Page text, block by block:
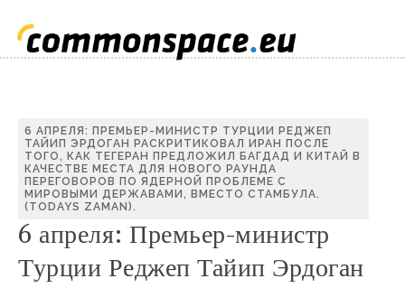
6 АПРЕЛЯ: ПРЕМЬЕР-МИНИСТР ТУРЦИИ РЕДЖЕП
ТАЙИП ЭРДОГАН РАСКРИТИКОВАЛ ИРАН ПОСЛЕ
ТОГО, КАК ТЕГЕРАН ПРЕДЛОЖИЛ БАГДАД И КИТАЙ В
КАЧЕСТВЕ МЕСТА ДЛЯ НОВОГО РАУНДА
ПЕРЕГОВОРОВ ПО ЯДЕРНОЙ ПРОБЛЕМЕ С
МИРОВЫМИ ДЕРЖАВАМИ, ВМЕСТО СТАМБУЛА.
(TODAYS ZAMAN).
6 апреля: Премьер-министр
Турции Реджеп Тайип Эрдоган